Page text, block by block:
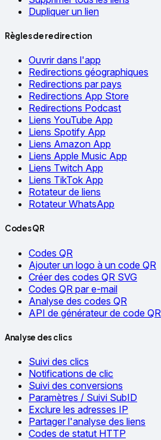
Dupliquer un lien
Règles de redirection
Ouvrir dans l'app
Redirections géographiques
Redirections par pays
Redirections App Store
Redirections Podcast
Liens YouTube App
Liens Spotify App
Liens Amazon App
Liens Apple Music App
Liens Twitch App
Liens TikTok App
Rotateur de liens
Rotateur WhatsApp
Codes QR
Codes QR
Ajouter un logo à un code QR
Créer des codes QR SVG
Codes QR par e-mail
Analyse des codes QR
API de générateur de code QR
Analyse des clics
Suivi des clics
Notifications de clic
Suivi des conversions
Paramètres / Suivi SubID
Exclure les adresses IP
Partager l'analyse des liens
Codes de statut HTTP